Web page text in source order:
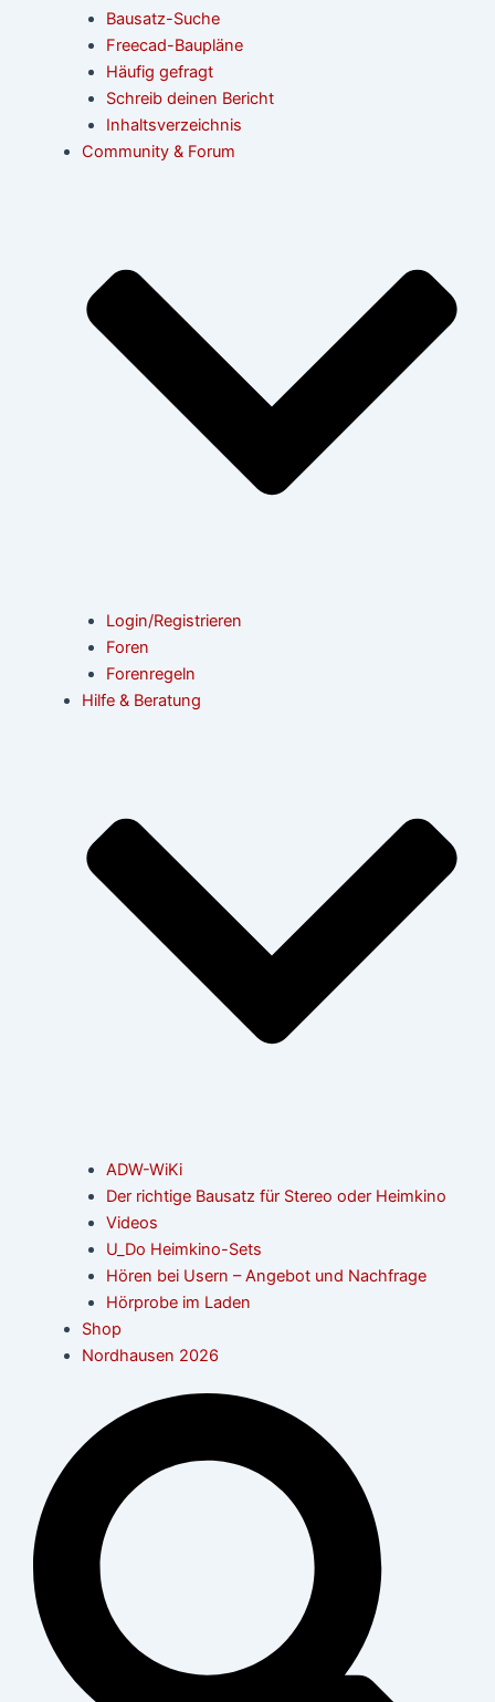
Bausatz-Suche
Freecad-Baupläne
Häufig gefragt
Schreib deinen Bericht
Inhaltsverzeichnis
Community & Forum
Login/Registrieren
Foren
Forenregeln
Hilfe & Beratung
ADW-WiKi
Der richtige Bausatz für Stereo oder Heimkino
Videos
U_Do Heimkino-Sets
Hören bei Usern – Angebot und Nachfrage
Hörprobe im Laden
Shop
Nordhausen 2026